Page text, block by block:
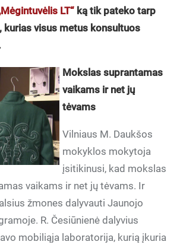
LT“ ką tik pateko tarp
kurias visus metus konsultuos
Mokslas suprantamas
vaikams ir net jų
tėvams
Vilniaus M. Daukšos
mokyklos mokytoja
įsitikinusi, kad mokslas
vaikams ir net jų tėvams. Ir
žmones dalyvauti Jaunojo
R. Česiūnienė dalyvius
mobiliąja laboratorija, kurią įkuria